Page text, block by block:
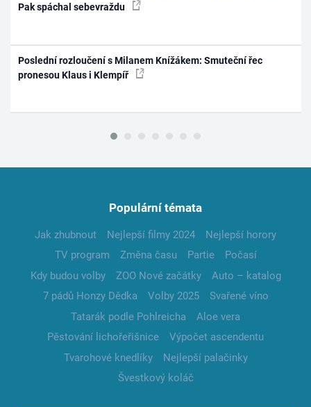
Pak spáchal sebevraždu
Poslední rozloučení s Milanem Knížákem: Smuteční řec
pronesou Klaus i Klempíř
Populární témata
Jak zhubnout Nejlepší filmy 2024
Nejlepší horory
TV program
Změna času Partie
Počasí
Kdy budou volby
ZOO Nové začátky
Auto – katalog
7 pádů Honzy Dědka
Volby 2025
Svařené víno
Tatarák podle Pohlreicha
Aloe vera
Pěstování lichořeřišnice
Výpočet ascendentu
Tvarohové knedlíky
Nejlepší palačinky
Švestkový koláč